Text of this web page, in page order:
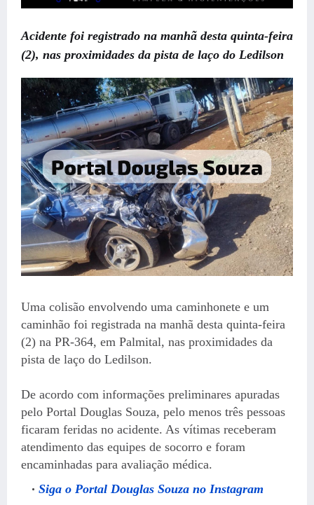
Acidente foi registrado na manhã desta quinta-feira
(2), nas proximidades da pista de laço do Ledilson
Uma colisão envolvendo uma caminhonete e um
caminhão foi registrada na manhã desta quinta-feira
(2) na PR-364, em Palmital, nas proximidades da
pista de laço do Ledilson.
De acordo com informações preliminares apuradas
pelo Portal Douglas Souza, pelo menos três pessoas
ficaram feridas no acidente. As vítimas receberam
atendimento das equipes de socorro e foram
encaminhadas para avaliação médica.
Siga o Portal Douglas Souza no Instagram